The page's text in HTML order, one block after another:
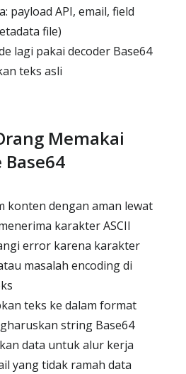
payload API, email, field
file)
lagi pakai decoder Base64
teks asli
Memakai
konten dengan aman lewat
karakter ASCII
error karena karakter
masalah encoding di
teks ke dalam format
string Base64
data untuk alur kerja
yang tidak ramah data